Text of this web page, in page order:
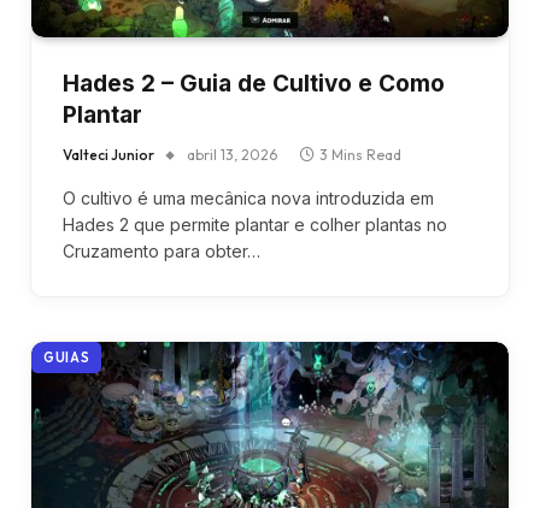
Hades 2 – Guia de Cultivo e Como
Plantar
Valteci Junior abril 13, 2026 3 Mins Read
O cultivo é uma mecânica nova introduzida em
Hades 2 que permite plantar e colher plantas no
Cruzamento para obter…
GUIAS